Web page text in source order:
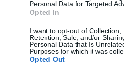
Personal Data for Targeted
Opted In
I want to opt-out of Collection,
Retention, Sale, and/or
Personal Data that Is
Purposes for which it was
Opted Out